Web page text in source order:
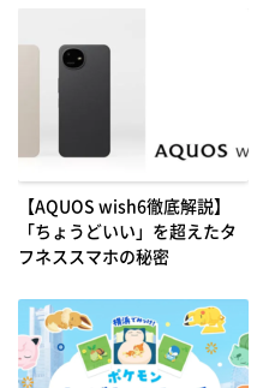
【AQUOS wish6徹底解説】
「ちょうどいい」を超えたタ
フネススマホの秘密